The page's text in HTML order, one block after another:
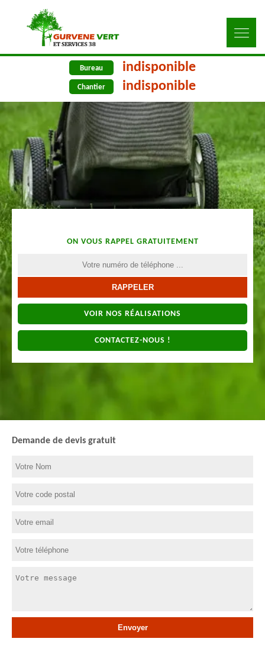
Bureau indisponible
Chantier indisponible
ON VOUS RAPPEL GRATUITEMENT
VOIR NOS RÉALISATIONS
CONTACTEZ-NOUS !
Demande de devis gratuit